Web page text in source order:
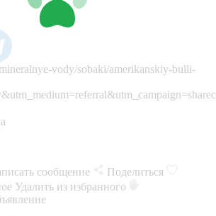
vody/sobaki/amerikanskiy-bulli-
сообщение
Поделиться
Удалить из избранного